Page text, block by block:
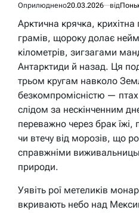
Оприлюднено20.03.2026 від
Арктична крячка,
грамів, щороку долає
кілометрів, зигзагами
Антарктиди й назад. Ця
трьом кругам навколо
безкомпромісністю — птах
слідом за нескінченним
переважно через брак їжі,
чи втечу від морозів, що
справжніми
природи.
Уявіть рої метеликів
вкривають небо над